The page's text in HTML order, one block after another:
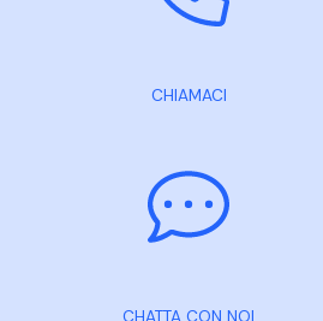
CHIAMACI
CHATTA CON NOI